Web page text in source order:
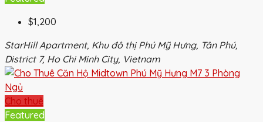
$1,200
StarHill Apartment, Khu đô thị Phú Mỹ Hưng, Tân Phú,
District 7, Ho Chi Minh City, Vietnam
Cho thuê
Featured